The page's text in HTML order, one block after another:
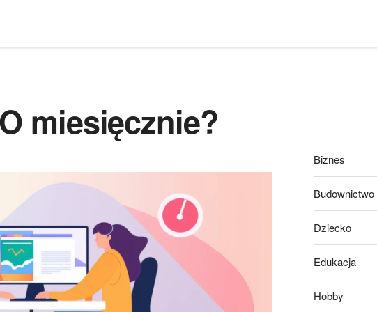
miesięcznie?
Biznes
Budownictwo
Dziecko
Edukacja
Hobby